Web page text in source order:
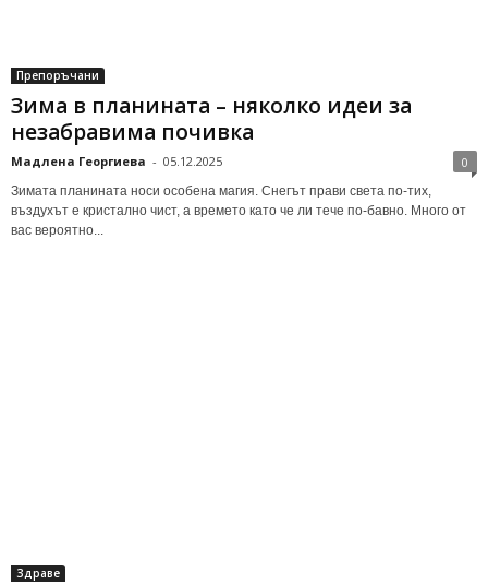
Препоръчани
Зима в планината – няколко идеи за
незабравима почивка
Мадлена Георгиева - 05.12.2025 0
Зимата планината носи особена магия. Снегът прави света по-тих,
въздухът е кристално чист, а времето като че ли тече по-бавно. Много от
вас вероятно...
Здраве